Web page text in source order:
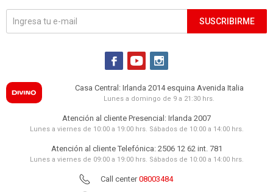
SUSCRIBIRME
  
Casa Central: Irlanda 2014 esquina Avenida Italia
Lunes a domingo de 9 a 21:30 hrs.
Atención al cliente Presencial: Irlanda 2007
Lunes a viernes de 10:00 a 19:00 hrs. Sábados de 10:00 a 14:00 hrs.
Atención al cliente Telefónica: 2506 12 62 int. 781
Lunes a viernes de 09:00 a 19:00 hrs. Sábados de 10:00 a 14:00 hrs.
Call center08003484